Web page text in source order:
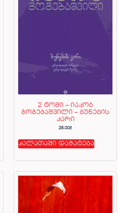
2 ტომი – იაკობ
გოგებაშვილი – ბუნების
კარი
25.00₾
კალათაში დამატება